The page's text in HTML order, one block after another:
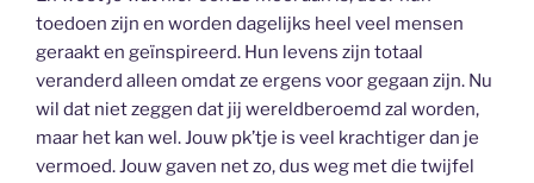
toedoen zijn en worden dagelijks heel veel mensen
geraakt en geïnspireerd. Hun levens zijn totaal
veranderd alleen omdat ze ergens voor gegaan zijn. Nu
wil dat niet zeggen dat jij wereldberoemd zal worden,
maar het kan wel. Jouw pk’tje is veel krachtiger dan je
vermoed. Jouw gaven net zo, dus weg met die twijfel